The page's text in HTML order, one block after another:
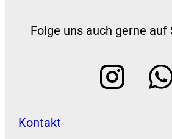
Folge uns auch gerne auf
Kontakt